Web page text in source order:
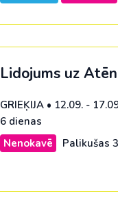
Lidojums uz
GRIEĶIJA• 12.09. -
6 dienas
Nenokavē
Palikušas